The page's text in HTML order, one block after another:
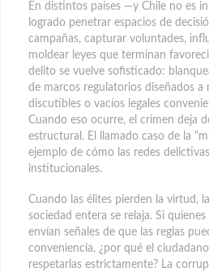
En distintos países —y Chile no es
logrado penetrar espacios de
campañas, capturar voluntades,
moldear leyes que terminan
delito se vuelve sofisticado:
de marcos regulatorios diseñados a
discutibles o vacíos legales
Cuando eso ocurre, el crimen deja
estructural. El llamado caso de la
ejemplo de cómo las redes
institucionales.
Cuando las élites pierden la virtud,
sociedad entera se relaja. Si
envían señales de que las reglas
conveniencia, ¿por qué el
respetarlas estrictamente? La